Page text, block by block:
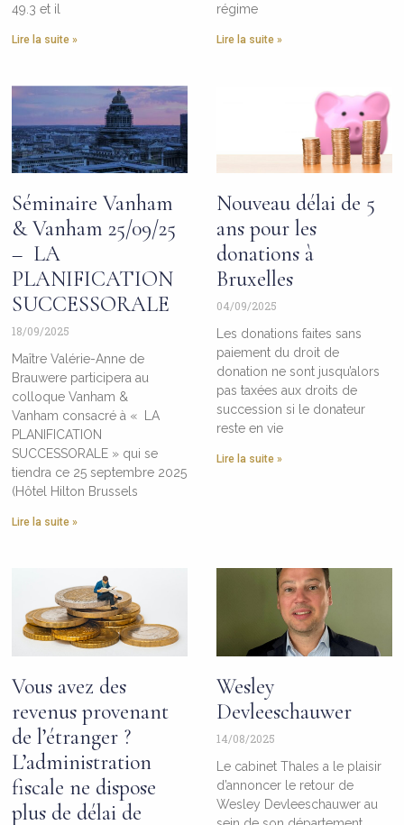
49.3 et il
Lire la suite »
régime
Lire la suite »
Séminaire Vanham
& Vanham 25/09/25
– LA
PLANIFICATION
SUCCESSORALE
18/09/2025
Maître Valérie-Anne de
Brauwere participera au
colloque Vanham &
Vanham consacré à « LA
PLANIFICATION
SUCCESSORALE » qui se
tiendra ce 25 septembre 2025
(Hôtel Hilton Brussels
Lire la suite »
Nouveau délai de 5
ans pour les
donations à
Bruxelles
04/09/2025
Les donations faites sans
paiement du droit de
donation ne sont jusqu’alors
pas taxées aux droits de
succession si le donateur
reste en vie
Lire la suite »
Vous avez des
revenus provenant
de l’étranger ?
L’administration
fiscale ne dispose
plus de délai de
Wesley
Devleeschauwer
14/08/2025
Le cabinet Thales a le plaisir
d’annoncer le retour de
Wesley Devleeschauwer au